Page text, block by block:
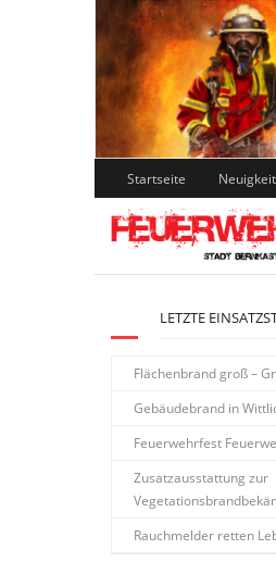
Skip
to
content
Startseite
LETZTE
Flächenbrand groß –
Gebäudebrand in
Feuerwehrfest
Zusatzausstattung zur
Rauchmelder retten